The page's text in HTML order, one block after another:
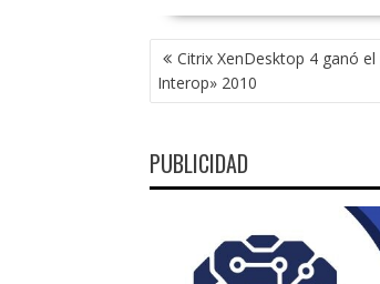
NAVEGACIÓN
DE
ENTRADAS
Citrix XenDesktop 4 ganó
Interop» 2010
PUBLICIDAD